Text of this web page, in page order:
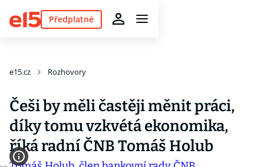
Předplatné
e15.cz Rozhovory
Češi by měli častěji měnit práci,
díky tomu vzkvétá ekonomika,
říká radní ČNB Tomáš Holub